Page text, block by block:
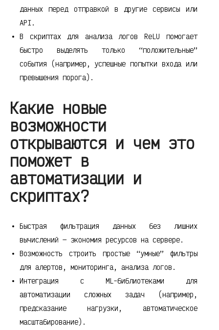
данных перед отправкой в другие сервисы или
API.
В скриптах для анализа логов ReLU помогает
быстро выделять только “положительные”
события (например, успешные попытки входа или
превышения порога).
Какие новые
возможности
открываются и чем это
поможет в
автоматизации и
скриптах?
Быстрая фильтрация данных без лишних
вычислений — экономия ресурсов на сервере.
Возможность строить простые “умные” фильтры
для алертов, мониторинга, анализа логов.
Интеграция с ML-библиотеками для
автоматизации сложных задач (например,
предсказание нагрузки, автоматическое
масштабирование).